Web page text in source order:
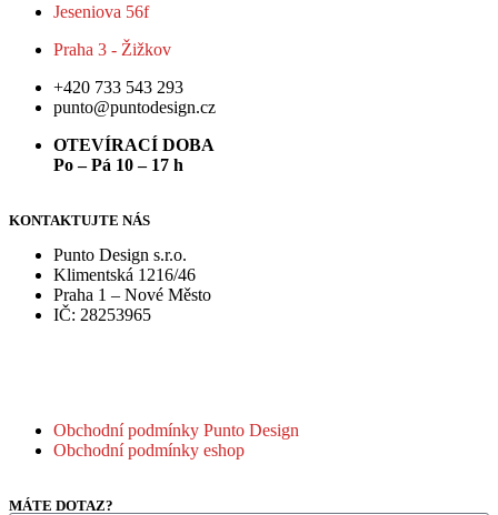
Jeseniova 56f
Praha 3 - Žižkov
+420 733 543 293
punto@puntodesign.cz
OTEVÍRACÍ DOBA
Po – Pá 10 – 17 h
KONTAKTUJTE NÁS
Punto Design s.r.o.
Klimentská 1216/46
Praha 1 – Nové Město
IČ: 28253965
Obchodní podmínky Punto Design
Obchodní podmínky eshop
MÁTE DOTAZ?